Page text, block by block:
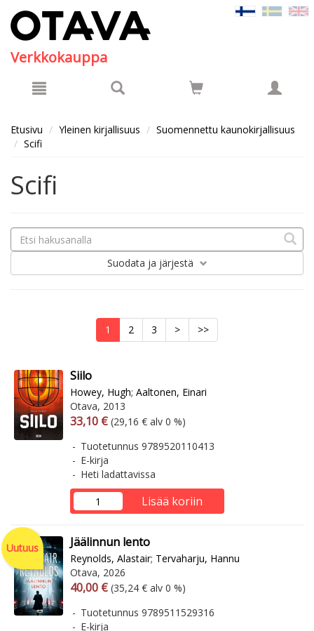
Verkkokauppa
Etusivu Yleinen kirjallisuus
Suomennettu kaunokirjallisuus
Scifi
Scifi
Suodata ja järjestä
1 2 3 > >>
Siilo
Howey, Hugh; Aaltonen, Einari
Otava, 2013
Arvonlisäverollinen hinta
33,10 € Arvonlisäveroton hinta
(29,16 € alv 0 %)
Tuotetunnus 9789520110413
E-kirja
Heti ladattavissa
Lisää koriin
Uutuus Jäälinnun lento
Reynolds, Alastair; Tervaharju, Hannu
Otava, 2026
Arvonlisäverollinen hinta
40,00 € Arvonlisäveroton hinta
(35,24 € alv 0 %)
Tuotetunnus 9789511529316
E-kirja